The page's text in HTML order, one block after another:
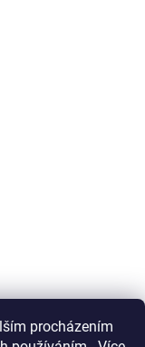
procházením